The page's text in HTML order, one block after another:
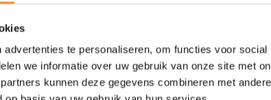
te personaliseren, om functies voor social
we informatie over uw gebruik van onze site met
kunnen deze gegevens combineren met